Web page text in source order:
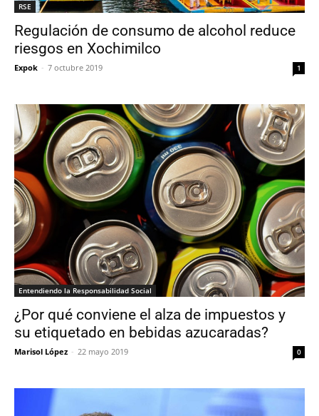
RSE
Regulación de consumo de alcohol reduce
riesgos en Xochimilco
Expok - 7 octubre 2019 1
Entendiendo la Responsabilidad Social
¿Por qué conviene el alza de impuestos y
su etiquetado en bebidas azucaradas?
Marisol López - 22 mayo 2019 0